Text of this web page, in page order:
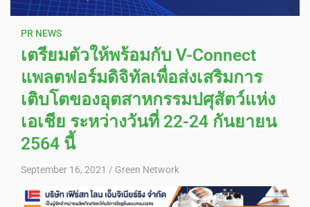
PR NEWS
เตรียมตัวให้พร้อมกับ V-Connect
แพลตฟอร์มดิจิทัลเพื่อส่งเสริมการ
เติบโตของอุตสาหกรรมปศุสัตว์แห่ง
เอเชีย ระหว่างวันที่ 22-24 กันยายน
2564 นี้
September 16, 2021 Green Network